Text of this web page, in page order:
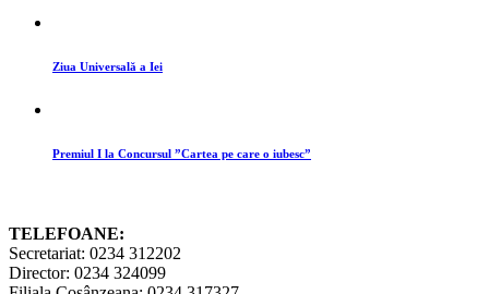
Ziua Universală a Iei
Premiul I la Concursul ”Cartea pe care o iubesc”
TELEFOANE:
Secretariat: 0234 312202
Director: 0234 324099